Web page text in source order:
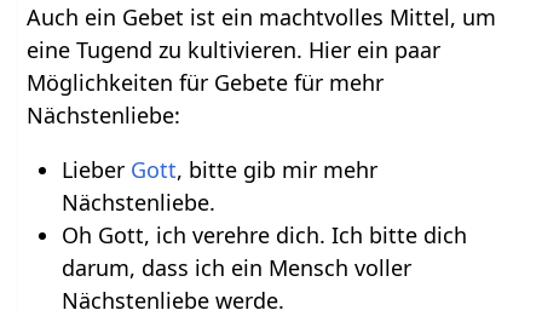
Auch ein Gebet ist ein machtvolles Mittel, um
eine Tugend zu kultivieren. Hier ein paar
Möglichkeiten für Gebete für mehr
Nächstenliebe:
Lieber Gott, bitte gib mir mehr
Nächstenliebe.
Oh Gott, ich verehre dich. Ich bitte dich
darum, dass ich ein Mensch voller
Nächstenliebe werde.